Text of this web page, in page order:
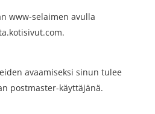
www-selaimen avulla
avaamiseksi sinun tulee
postmaster-käyttäjänä.